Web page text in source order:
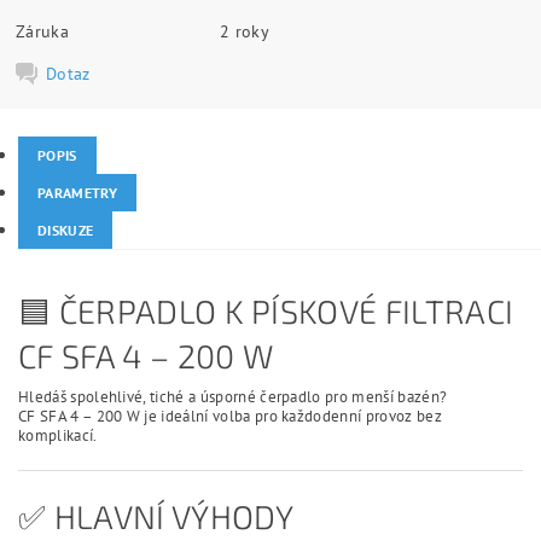
Záruka
2 roky
Dotaz
POPIS
PARAMETRY
DISKUZE
🟦 ČERPADLO K PÍSKOVÉ FILTRACI
CF SFA 4 – 200 W
Hledáš spolehlivé, tiché a úsporné čerpadlo pro menší bazén?
CF SFA 4 – 200 W je ideální volba pro každodenní provoz bez
komplikací.
✅ HLAVNÍ VÝHODY